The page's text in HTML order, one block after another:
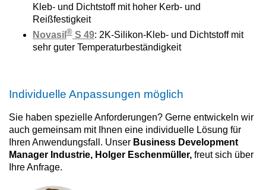
Kleb- und Dichtstoff mit hoher Kerb- und
Reißfestigkeit
Novasil ® S 49: 2K-Silikon-Kleb- und Dichtstoff mit
sehr guter Temperaturbeständigkeit
Individuelle Anpassungen möglich
Sie haben spezielle Anforderungen? Gerne entwickeln wir
auch gemeinsam mit Ihnen eine individuelle Lösung für
Ihren Anwendungsfall. Unser Business Development
Manager Industrie, Holger Eschenmüller, freut sich über
Ihre Anfrage.